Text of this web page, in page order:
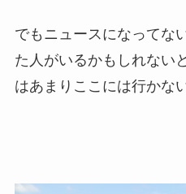
でもニュースになってな
た人がいるかもしれない
はあまりここには行かな